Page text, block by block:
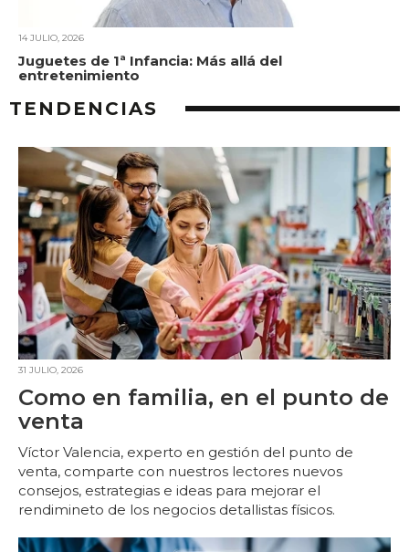
14 JULIO, 2026
Juguetes de 1ª Infancia: Más allá del
entretenimiento
TENDENCIAS
31 JULIO, 2026
Como en familia, en el punto de
venta
Víctor Valencia, experto en gestión del punto de
venta, comparte con nuestros lectores nuevos
consejos, estrategias e ideas para mejorar el
rendimineto de los negocios detallistas físicos.